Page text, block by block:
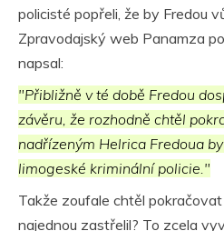
policisté popřeli, že by Fredou
Zpravodajský web Panamza
napsal:
"Přibližně v té době Fredou
závěru, že rozhodně chtěl
nadřízeným Helrica Fredoua
limogeské kriminální policie."
Takže zoufale chtěl
najednou zastřelil? To zcela